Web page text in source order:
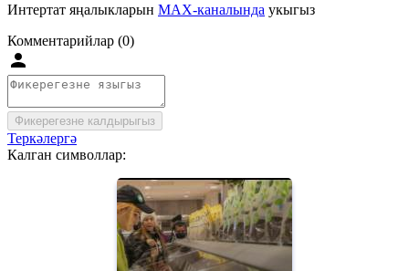
Интертат яңалыкларын MAX-каналында укыгыз
Комментарийлар (0)
Фикерегезне калдырыгыз
Теркәлергә
Калган символлар: